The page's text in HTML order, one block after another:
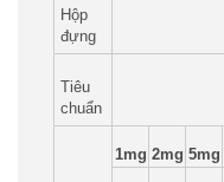
Hộp
đựng
Tiêu
chuẩn
1mg 2mg 5mg